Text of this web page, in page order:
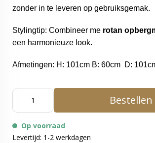
zonder in te leveren op gebruiksgemak.
Stylingtip: Combineer me rotan
een harmonieuze look.
Afmetingen: H: 101cm B: 60cm D:
Bestellen
Op voorraad
Levertijd: 1-2 werkdagen